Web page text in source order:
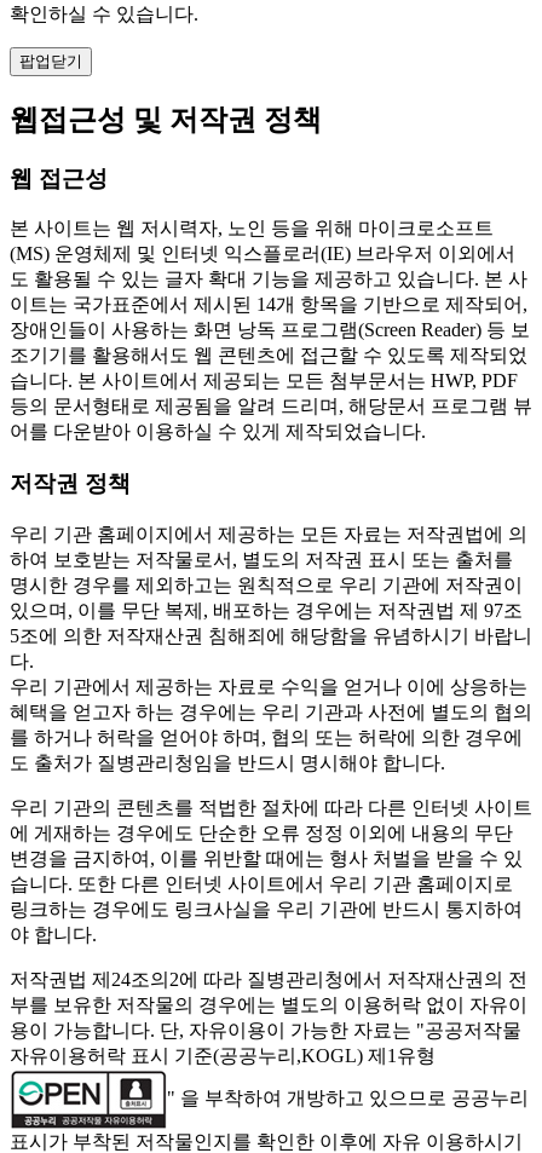
확인하실 수 있습니다.
팝업닫기
웹접근성 및 저작권 정책
웹 접근성
본 사이트는 웹 저시력자, 노인 등을 위해 마이크로소프트
(MS) 운영체제 및 인터넷 익스플로러(IE) 브라우저 이외에서
도 활용될 수 있는 글자 확대 기능을 제공하고 있습니다. 본 사
이트는 국가표준에서 제시된 14개 항목을 기반으로 제작되어,
장애인들이 사용하는 화면 낭독 프로그램(Screen Reader) 등 보
조기기를 활용해서도 웹 콘텐츠에 접근할 수 있도록 제작되었
습니다. 본 사이트에서 제공되는 모든 첨부문서는 HWP, PDF
등의 문서형태로 제공됨을 알려 드리며, 해당문서 프로그램 뷰
어를 다운받아 이용하실 수 있게 제작되었습니다.
저작권 정책
우리 기관 홈페이지에서 제공하는 모든 자료는 저작권법에 의
하여 보호받는 저작물로서, 별도의 저작권 표시 또는 출처를
명시한 경우를 제외하고는 원칙적으로 우리 기관에 저작권이
있으며, 이를 무단 복제, 배포하는 경우에는 저작권법 제 97조
5조에 의한 저작재산권 침해죄에 해당함을 유념하시기 바랍니
다.
우리 기관에서 제공하는 자료로 수익을 얻거나 이에 상응하는
혜택을 얻고자 하는 경우에는 우리 기관과 사전에 별도의 협의
를 하거나 허락을 얻어야 하며, 협의 또는 허락에 의한 경우에
도 출처가 질병관리청임을 반드시 명시해야 합니다.
우리 기관의 콘텐츠를 적법한 절차에 따라 다른 인터넷 사이트
에 게재하는 경우에도 단순한 오류 정정 이외에 내용의 무단
변경을 금지하여, 이를 위반할 때에는 형사 처벌을 받을 수 있
습니다. 또한 다른 인터넷 사이트에서 우리 기관 홈페이지로
링크하는 경우에도 링크사실을 우리 기관에 반드시 통지하여
야 합니다.
저작권법 제24조의2에 따라 질병관리청에서 저작재산권의 전
부를 보유한 저작물의 경우에는 별도의 이용허락 없이 자유이
용이 가능합니다. 단, 자유이용이 가능한 자료는 "공공저작물
자유이용허락 표시 기준(공공누리,KOGL) 제1유형
" 을 부착하여 개방하고 있으므로 공공누리
표시가 부착된 저작물인지를 확인한 이후에 자유 이용하시기